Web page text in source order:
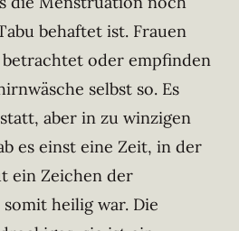
behaftet ist. Frauen
oder empfinden
selbst so. Es
aber in zu winzigen
es einst eine Zeit, in der
ein Zeichen der
heilig war. Die